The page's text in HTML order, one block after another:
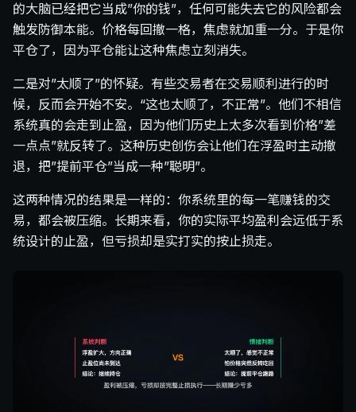
的大脑已经把它当成”你的钱”，任何可能失去它的风险都会
触发防御本能。价格每回撤一格，焦虑就加重一分。于是你
平仓了，因为平仓能让这种焦虑立刻消失。
二是对”太顺了”的怀疑。有些交易者在交易顺利进行的时
候，反而会开始不安。“这也太顺了，不正常”。他们不相信
系统真的会走到止盈，因为他们历史上太多次看到价格”差
一点点”就反转了。这种历史创伤会让他们在浮盈时主动撤
退，把”提前平仓”当成一种”聪明”。
这两种情况的结果是一样的：你系统里的每一笔赚钱的交
易，都会被压缩。长期来看，你的实际平均盈利会远低于系
统设计的止盈，但亏损却是实打实的按止损走。